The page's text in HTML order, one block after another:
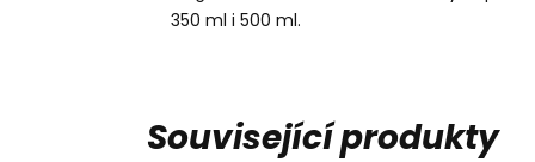
350 ml i 500 ml.
Související produkty